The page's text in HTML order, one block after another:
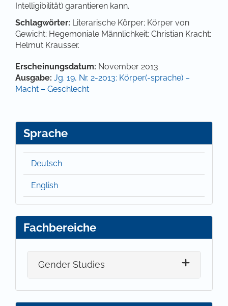
Intelligibilität) garantieren kann.
Schlagwörter: Literarische Körper; Körper von
Gewicht; Hegemoniale Männlichkeit; Christian Kracht;
Helmut Krausser.
Artikel-Details
Erscheinungsdatum: November 2013
Ausgabe: Jg. 19, Nr. 2-2013: Körper(-sprache) –
Macht – Geschlecht
Sprache
Deutsch
English
Fachbereiche
Gender Studies